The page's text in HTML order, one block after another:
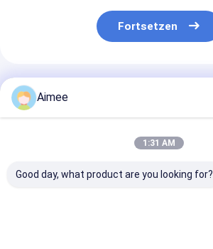
Fortsetzen
Empfohlene Produkte
Aimee
1:31 AM
Good day, what product are you looking for?